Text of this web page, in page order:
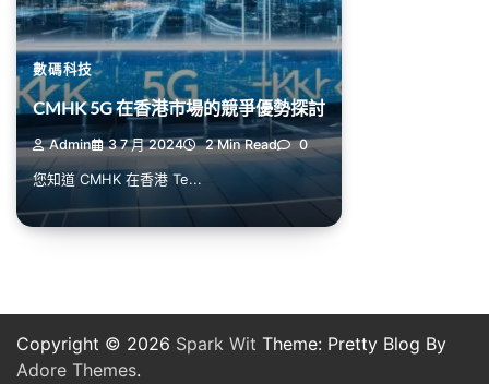
數碼科技
CMHK 5G 在香港市場的競爭優勢探討
Admin 3 7 月 2024 2 Min Read 0
您知道 CMHK 在香港 Te...
Copyright © 2026 Spark Wit Theme: Pretty Blog By
Adore Themes.